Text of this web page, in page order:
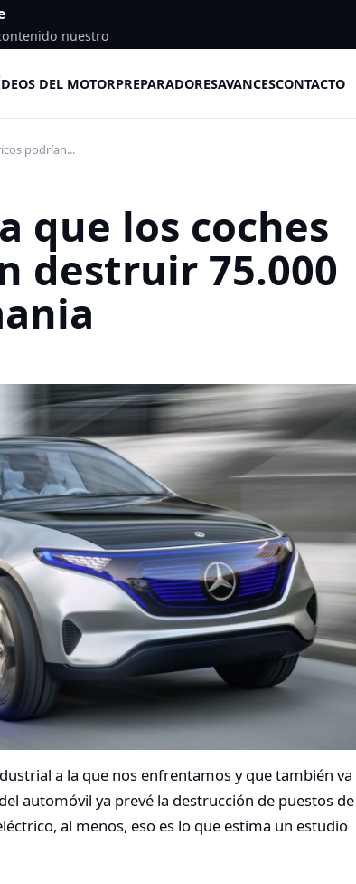
nuestro
DEL MOTORPREPARADORESAVANCESCONTACTO
podrían...
que los coches
destruir 75.000
a la que nos enfrentamos y que también va
automóvil ya prevé la destrucción de puestos de
al menos, eso es lo que estima un estudio